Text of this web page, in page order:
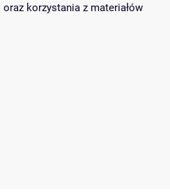
korzystania z materiałów